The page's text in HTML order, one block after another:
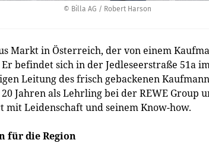
© Billa AG / Robert Harson
Markt in Österreich, der von einem
befindet sich in der Jedleseerstraße 51a
Leitung des frisch gebackenen
Jahren als Lehrling bei der REWE Group
Leidenschaft und seinem Know-how.
für die Region